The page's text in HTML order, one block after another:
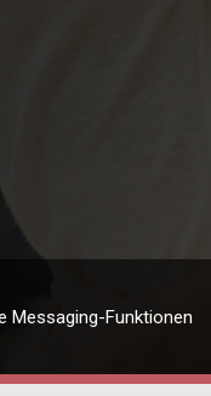
Messaging-Funktionen